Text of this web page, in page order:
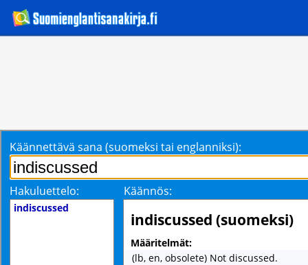
Käännettävä sana (suomeksi tai englanniksi):
Hakuluettelo: Käännös:
indiscussed
indiscussed (suomeksi)
Määritelmät:
(lb, en, obsolete) Not discussed.